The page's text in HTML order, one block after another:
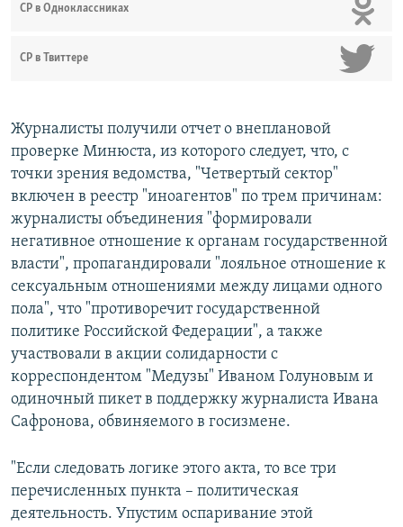
СР в Одноклассниках
СР в Твиттере
Журналисты получили отчет о внеплановой
проверке Минюста, из которого следует, что, с
точки зрения ведомства, "Четвертый сектор"
включен в реестр "иноагентов" по трем причинам:
журналисты объединения "формировали
негативное отношение к органам государственной
власти", пропагандировали "лояльное отношение к
сексуальным отношениями между лицами одного
пола", что "противоречит государственной
политике Российской Федерации", а также
участвовали в акции солидарности с
корреспондентом "Медузы" Иваном Голуновым и
одиночный пикет в поддержку журналиста Ивана
Сафронова, обвиняемого в госизмене.
"Если следовать логике этого акта, то все три
перечисленных пункта – политическая
деятельность. Упустим оспаривание этой